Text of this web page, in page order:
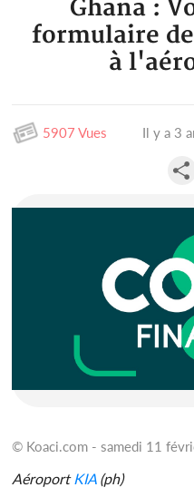
Ghana :
formulaire
à
5907 Vues Il y a 3
© Koaci.com - samedi 11
AéroportKIA(ph)